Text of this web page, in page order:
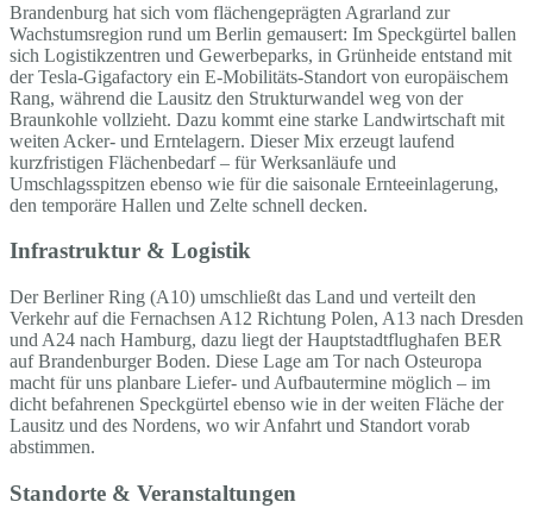
Brandenburg hat sich vom flächengeprägten Agrarland zur
Wachstumsregion rund um Berlin gemausert: Im Speckgürtel ballen
sich Logistikzentren und Gewerbeparks, in Grünheide entstand mit
der Tesla-Gigafactory ein E-Mobilitäts-Standort von europäischem
Rang, während die Lausitz den Strukturwandel weg von der
Braunkohle vollzieht. Dazu kommt eine starke Landwirtschaft mit
weiten Acker- und Erntelagern. Dieser Mix erzeugt laufend
kurzfristigen Flächenbedarf – für Werksanläufe und
Umschlagsspitzen ebenso wie für die saisonale Ernteeinlagerung,
den temporäre Hallen und Zelte schnell decken.
Infrastruktur & Logistik
Der Berliner Ring (A10) umschließt das Land und verteilt den
Verkehr auf die Fernachsen A12 Richtung Polen, A13 nach Dresden
und A24 nach Hamburg, dazu liegt der Hauptstadtflughafen BER
auf Brandenburger Boden. Diese Lage am Tor nach Osteuropa
macht für uns planbare Liefer- und Aufbautermine möglich – im
dicht befahrenen Speckgürtel ebenso wie in der weiten Fläche der
Lausitz und des Nordens, wo wir Anfahrt und Standort vorab
abstimmen.
Standorte & Veranstaltungen